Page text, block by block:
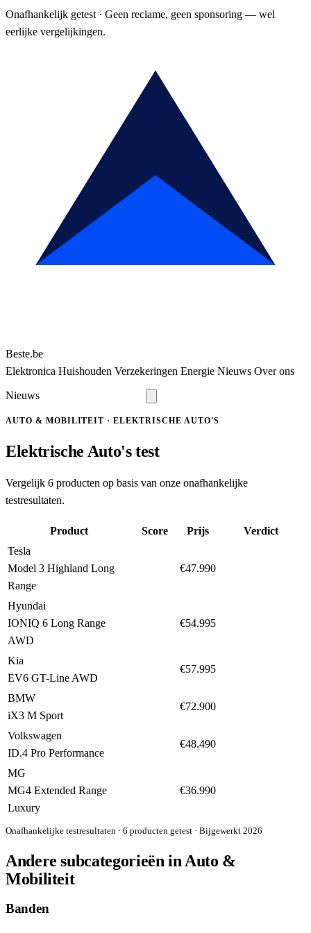
Onafhankelijk getest · Geen reclame, geen sponsoring — wel
eerlijke vergelijkingen.
Beste.be
Elektronica Huishouden Verzekeringen Energie Nieuws Over ons
Nieuws
AUTO & MOBILITEIT · ELEKTRISCHE AUTO'S
Elektrische Auto's test
Vergelijk 6 producten op basis van onze onafhankelijke
testresultaten.
Product Score Prijs
Verdict
Tesla
Model 3 Highland Long
Range
€47.990
Hyundai
IONIQ 6 Long Range
AWD
€54.995
Kia
EV6 GT-Line AWD
€57.995
BMW
iX3 M Sport
€72.900
Volkswagen
ID.4 Pro Performance
€48.490
MG
MG4 Extended Range
Luxury
€36.990
Onafhankelijke testresultaten · 6 producten getest · Bijgewerkt 2026
Andere subcategorieën in Auto &
Mobiliteit
Banden